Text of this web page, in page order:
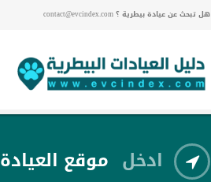
هل تبحث عن عيادة بيطرية ؟ contact@evcindex.com
ادخل موقع العيادة